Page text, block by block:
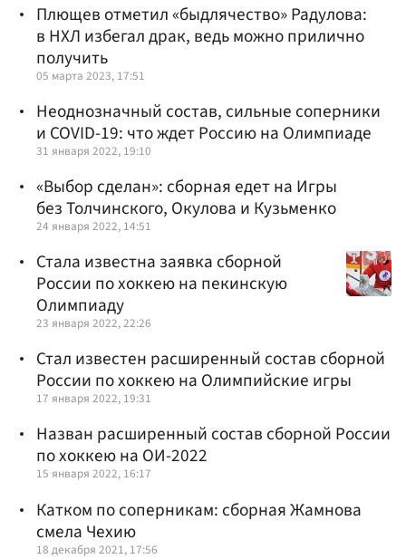
Плющев отметил «быдлячество» Радулова:
в НХЛ избегал драк, ведь можно прилично
получить
05 марта 2023, 17:51
Неоднозначный состав, сильные соперники
и COVID-19: что ждет Россию на Олимпиаде
31 января 2022, 19:10
«Выбор сделан»: сборная едет на Игры
без Толчинского, Окулова и Кузьменко
24 января 2022, 14:51
Стала известна заявка сборной
России по хоккею на пекинскую
Олимпиаду
23 января 2022, 22:26
Стал известен расширенный состав сборной
России по хоккею на Олимпийские игры
17 января 2022, 19:31
Назван расширенный состав сборной России
по хоккею на ОИ-2022
15 января 2022, 16:17
Катком по соперникам: сборная Жамнова
смела Чехию
18 декабря 2021, 17:56